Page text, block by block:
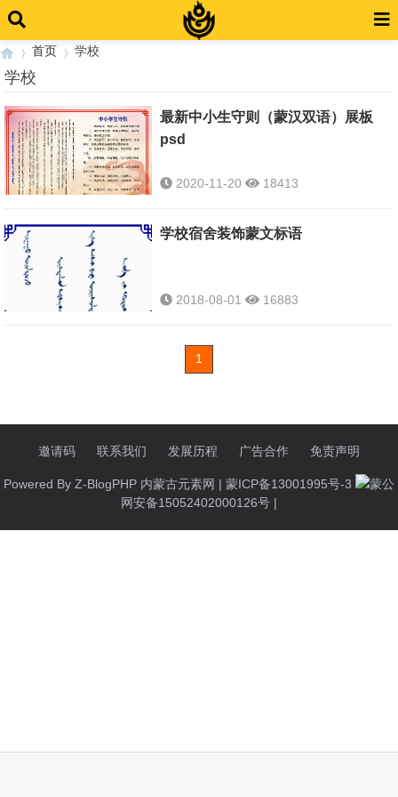
›
首页
›
学校
学校
最新中小生守则（蒙汉双语）展板
psd
2020-11-20 18413
学校宿舍装饰蒙文标语
2018-08-01 16883
1
邀请码 联系我们 发展历程 广告合作 免责声明
Powered By Z-BlogPHP 内蒙古元素网 | 蒙ICP备13001995号-3
蒙公
网安备15052402000126号 |